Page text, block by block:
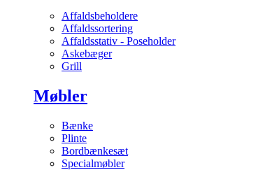
Affaldsbeholdere
Affaldssortering
Affaldsstativ - Poseholder
Askebæger
Grill
Møbler
Bænke
Plinte
Bordbænkesæt
Specialmøbler